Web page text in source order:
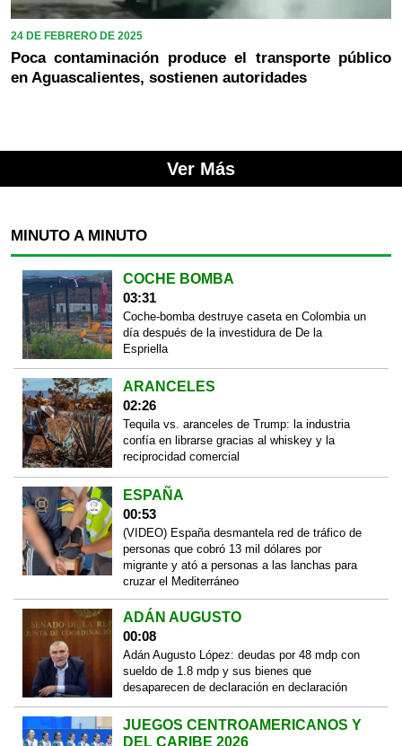
24 DE FEBRERO DE 2025
Poca contaminación produce el transporte público
en Aguascalientes, sostienen autoridades
Ver Más
MINUTO A MINUTO
COCHE BOMBA
03:31
Coche-bomba destruye caseta en Colombia un
día después de la investidura de De la
Espriella
ARANCELES
02:26
Tequila vs. aranceles de Trump: la industria
confía en librarse gracias al whiskey y la
reciprocidad comercial
ESPAÑA
00:53
(VIDEO) España desmantela red de tráfico de
personas que cobró 13 mil dólares por
migrante y ató a personas a las lanchas para
cruzar el Mediterráneo
ADÁN AUGUSTO
00:08
Adán Augusto López: deudas por 48 mdp con
sueldo de 1.8 mdp y sus bienes que
desaparecen de declaración en declaración
JUEGOS CENTROAMERICANOS Y
DEL CARIBE 2026